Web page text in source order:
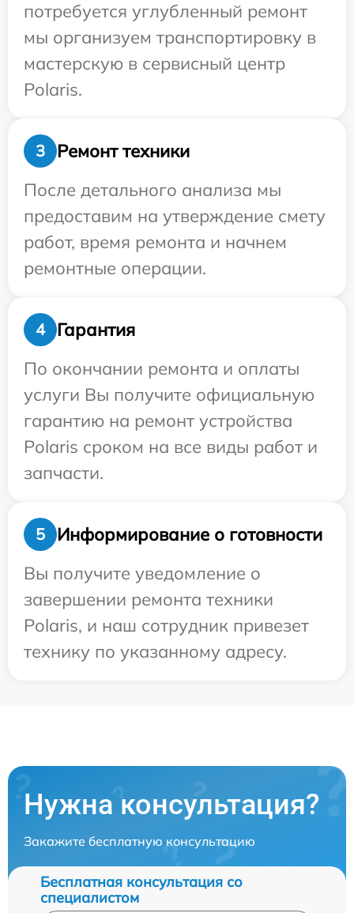
потребуется углубленный ремонт
мы организуем транспортировку в
мастерскую в сервисный центр
Polaris.
3
Ремонт техники
После детального анализа мы
предоставим на утверждение смету
работ, время ремонта и начнем
ремонтные операции.
4
Гарантия
По окончании ремонта и оплаты
услуги Вы получите официальную
гарантию на ремонт устройства
Polaris сроком на все виды работ и
запчасти.
5
Информирование о готовности
Вы получите уведомление о
завершении ремонта техники
Polaris, и наш сотрудник привезет
технику по указанному адресу.
Нужна консультация?
Закажите бесплатную консультацию
Бесплатная консультация со
специалистом